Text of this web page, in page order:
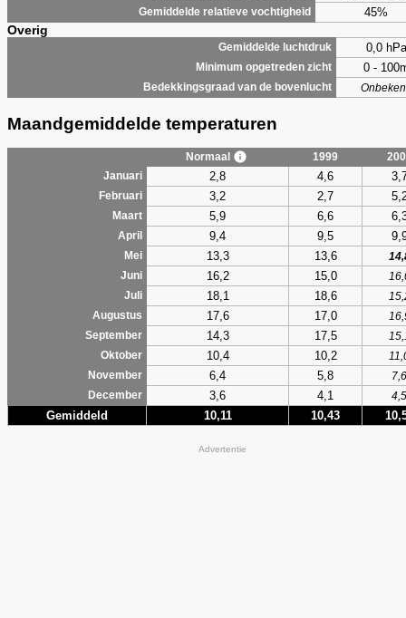
Gemiddelde relatieve vochtigheid 45%
Overig
Gemiddelde luchtdruk 0,0 hPa
Minimum opgetreden zicht 0 -
Bedekkingsgraad van de bovenlucht
Maandgemiddelde temperaturen
Normaal 1999
Januari
2,8 4,6
Februari 3,2 2,7
Maart 5,9 6,6
April 9,4 9,5
Mei 13,3 13,6
Juni
16,2 15,0
Juli
18,1 18,6
Augustus
17,6 17,0
September
14,3 17,5
Oktober
10,4 10,2
November
6,4 5,8
7,6
December
3,6 4,1 4,5
Gemiddeld 10,11 10,43
Advertentie